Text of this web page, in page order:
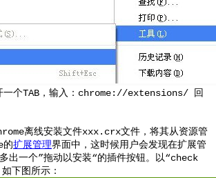
一个TAB，输入：chrome://extensions/ 回
离线安装文件xxx.crx文件，将其从资源管
的扩展管理界面中，这时候用户会发现在扩展管
出一个”拖动以安装“的插件按钮。以“check
下图所示：